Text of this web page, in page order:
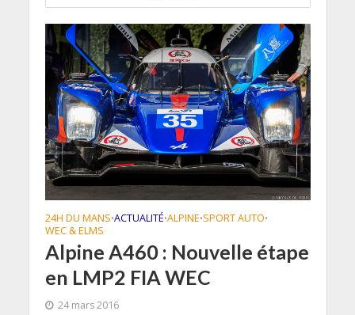
24H DU MANS•ACTUALITÉ•ALPINE•SPORT AUTO•
WEC & ELMS
Alpine A460 : Nouvelle étape
en LMP2 FIA WEC
24 mars 2016